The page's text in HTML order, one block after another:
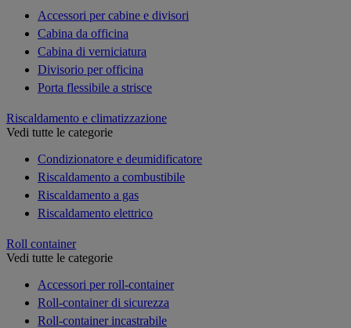
Accessori per cabine e divisori
Cabina da officina
Cabina di verniciatura
Divisorio per officina
Porta flessibile a strisce
Riscaldamento e climatizzazione
Vedi tutte le categorie
Condizionatore e deumidificatore
Riscaldamento a combustibile
Riscaldamento a gas
Riscaldamento elettrico
Roll container
Vedi tutte le categorie
Accessori per roll-container
Roll-container di sicurezza
Roll-container incastrabile